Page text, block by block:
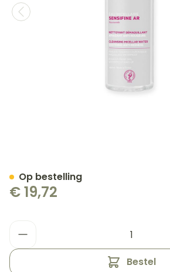
€ 19,72
Bestel
Op bestelling